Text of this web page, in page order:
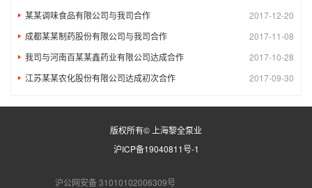
2017-12-20
某某调味食品有限公司与我司合作
2017-11-08
成都某某制药股份有限公司与我司合作
2017-10-28
我司与河南百某某鑫药业有限公司达成合作
2017-09-30
江苏某某农化股份有限公司达成初次合作
版权所有© 上海黎全泵业
沪ICP备19040811号-1
沪公网安备 31010102006309号